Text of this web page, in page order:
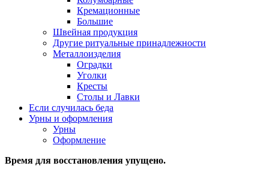
Кремационные
Большие
Швейная продукция
Другие ритуальные принадлежности
Металлоизделия
Оградки
Уголки
Кресты
Столы и Лавки
Если случилась беда
Урны и оформления
Урны
Оформление
Время для восстановления упущено.